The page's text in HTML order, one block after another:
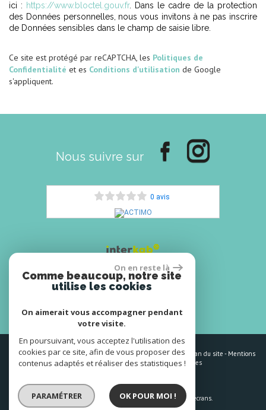
ici : https://www.bloctel.gouv.fr. Dans le cadre de la protection
des Données personnelles, nous vous invitons à ne pas inscrire
de Données sensibles dans le champ de saisie libre.
Ce site est protégé par reCAPTCHA, les Politiques de
Confidentialité et es Conditions d'utilisation de Google
s'appliquent.
Nous suivre sur
0 avis
Espace propriétaires
© 2026 | Tous droits réservés | Traduction powered by Google - Plan du site - Mentions
légales-Nos honoraires-Partenaires-Admin-Toutes nos annonces
Site internet compatible multi-supports,
un seul site adaptable à tous les types d'écrans.
On en reste là
Comme beaucoup, notre site
utilise les cookies
On aimerait vous accompagner pendant
votre visite.
En poursuivant, vous acceptez l'utilisation des
cookies par ce site, afin de vous proposer des
contenus adaptés et réaliser des statistiques !
PARAMÉTRER OK POUR MOI !